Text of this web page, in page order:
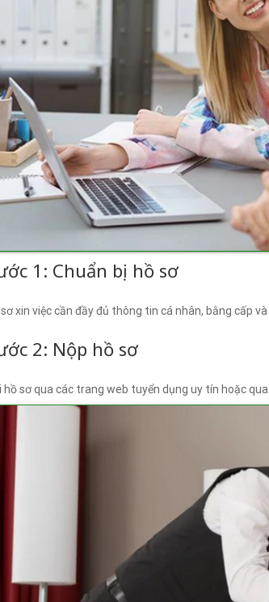
1: Chuẩn bị hồ sơ
sơ xin việc cần đầy đủ thông tin cá nhân, bằng cấp
2: Nộp hồ sơ
hồ sơ qua các trang web tuyển dụng uy tín hoặc